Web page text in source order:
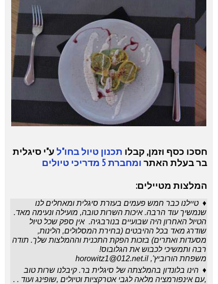
חסכו כסף וזמן, קבלו תכנון טיול בחו"ל ע"י סיגלית
בר בעלת האתר ומחברת 5 מדריכי טיולים
המלצות מטיילים:
♦ טיילנו כבר חמש פעמים בעזרת סיגלית ומאחלים לנו
שנמשיך עוד הרבה. איכות השרות טובה, מועילה ונעימה מאד.
הטיול האחרון היה שבועיים בנורבגיה. אין ספק שכל טיול
שודרג מאד בכל ההיבטים (בחירת המסלולים, הלינות,
מסעדות ואתרים) בזכות הפקת התכנית וההמלצות שלך. תודה
רבה ותמשיכי לכבוש את הגלובוס!
משפחת הורוביץ',
horowitz1@012.net.il
♦ הינו בלונדון בהמלצתה של סיגלית בר. קיבלנו שרות טוב
,עם אינפורמציה מלאה לגבי אטרקציות וטיולים ,שופינג ועוד . .